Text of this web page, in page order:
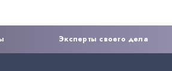
Эксперты своего дела